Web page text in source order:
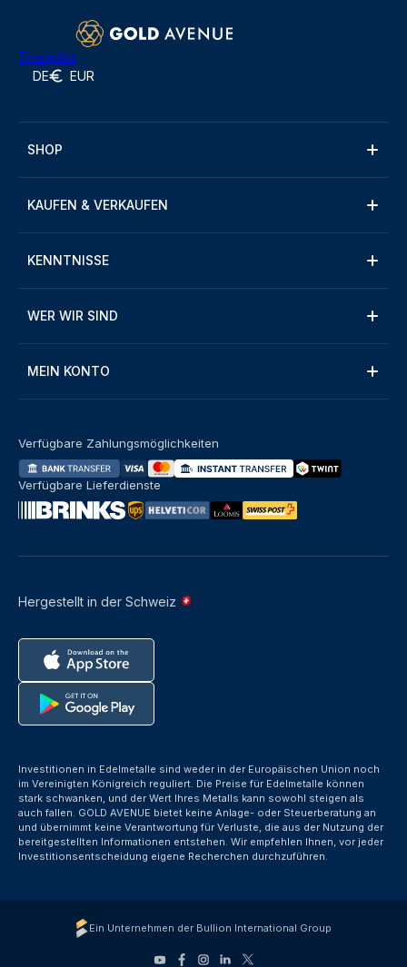
Trustpilot
DE EUR
SHOP
KAUFEN & VERKAUFEN
KENNTNISSE
WER WIR SIND
MEIN KONTO
Hergestellt in der Schweiz
Verfügbare Zahlungsmöglichkeiten
Verfügbare Lieferdienste
Investitionen in Edelmetalle sind weder in der Europäischen Union noch
im Vereinigten Königreich reguliert. Die Preise für Edelmetalle können
stark schwanken, und der Wert Ihres Metalls kann sowohl steigen als
auch fallen. GOLD AVENUE bietet keine Anlage- oder Steuerberatung an
und übernimmt keine Verantwortung für Verluste, die aus der Nutzung der
bereitgestellten Informationen entstehen. Wir empfehlen Ihnen, vor jeder
Investitionsentscheidung eigene Recherchen durchzuführen.
Ein Unternehmen der Bullion International Group